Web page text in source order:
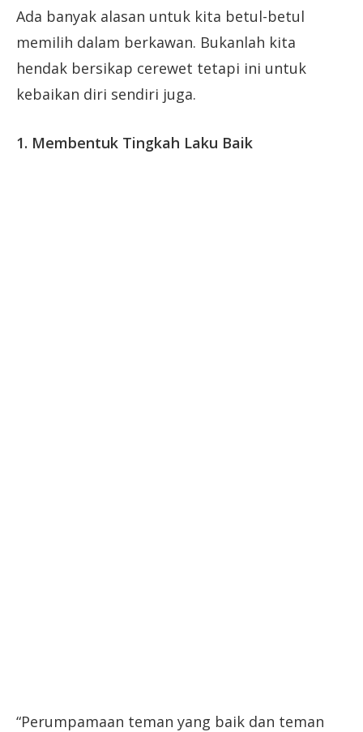
Ada banyak alasan untuk kita betul-betul
memilih dalam berkawan. Bukanlah kita
hendak bersikap cerewet tetapi ini untuk
kebaikan diri sendiri juga.
1. Membentuk Tingkah Laku Baik
“Perumpamaan teman yang baik dan teman